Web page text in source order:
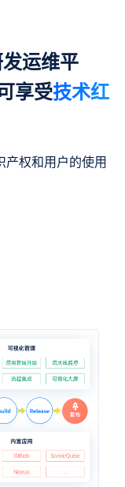
运维平
享受技术红
产权和用户的使用